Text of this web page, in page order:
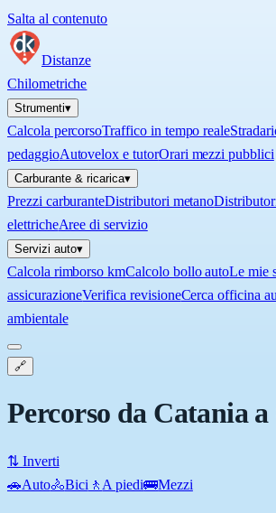
Salta al contenuto
Distanze
Chilometriche
Strumenti▾
Calcola percorsoTraffico in tempo reale
pedaggioAutovelox e tutorOrari mezzi pubblici
Carburante & ricarica▾
Prezzi carburanteDistributori metano
elettricheAree di servizio
Servizi auto▾
Calcola rimborso kmCalcolo bollo autoLe mie
assicurazioneVerifica revisioneCerca officina
ambientale
🔗
Percorso da Catania a
⇅ Inverti
🚗Auto🚴Bici 🚶 A piedi🚌Mezzi